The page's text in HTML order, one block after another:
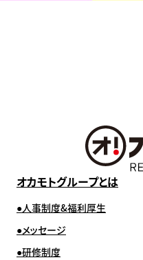
オカモトグループとは
人事制度&福利厚生
メッセージ
研修制度